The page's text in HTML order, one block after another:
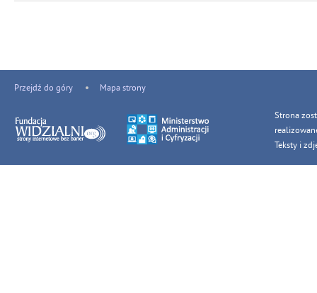
Przejdź do góry Mapa strony
Strona
Teksty i